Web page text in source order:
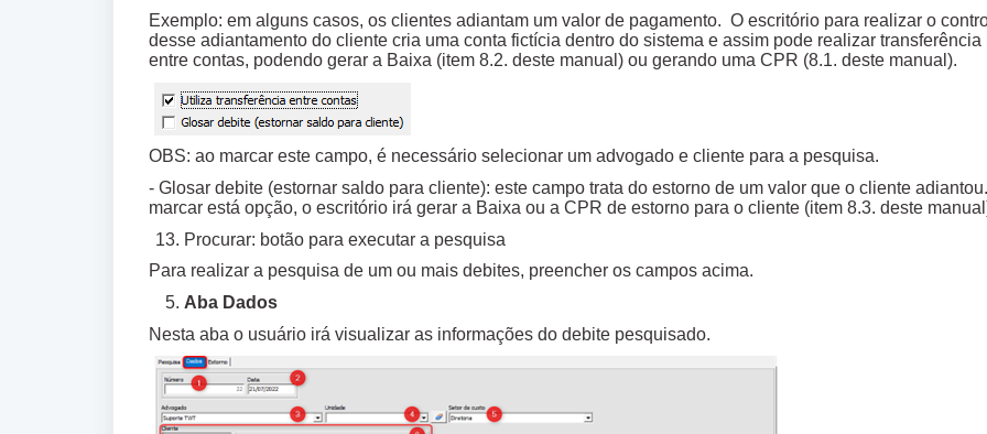
Exemplo: em alguns casos, os clientes adiantam um valor de pagamento. O escritório para realizar o
desse adiantamento do cliente cria uma conta fictícia dentro do sistema e assim pode realizar transferência
entre contas, podendo gerar a Baixa (item 8.2. deste manual) ou gerando uma CPR (8.1. deste manual).
OBS: ao marcar este campo, é necessário selecionar um advogado e cliente para a pesquisa.
- Glosar debite (estornar saldo para cliente): este campo trata do estorno de um valor que o cliente
marcar está opção, o escritório irá gerar a Baixa ou a CPR de estorno para o cliente (item 8.3. deste
Procurar: botão para executar a pesquisa
Para realizar a pesquisa de um ou mais debites, preencher os campos acima.
Aba Dados
Nesta aba o usuário irá visualizar as informações do debite pesquisado.